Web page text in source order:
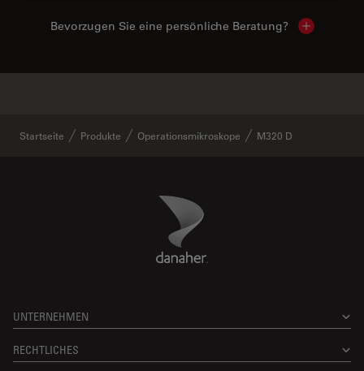
Bevorzugen Sie eine persönliche Beratung? Show
Startseite Produkte Operationsmikroskope M320 D
Danaher Logo
UNTERNEHMEN
RECHTLICHES